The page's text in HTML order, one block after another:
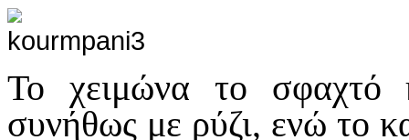
Το χειμώνα το σφαχτό
συνήθως με ρύζι, ενώ το